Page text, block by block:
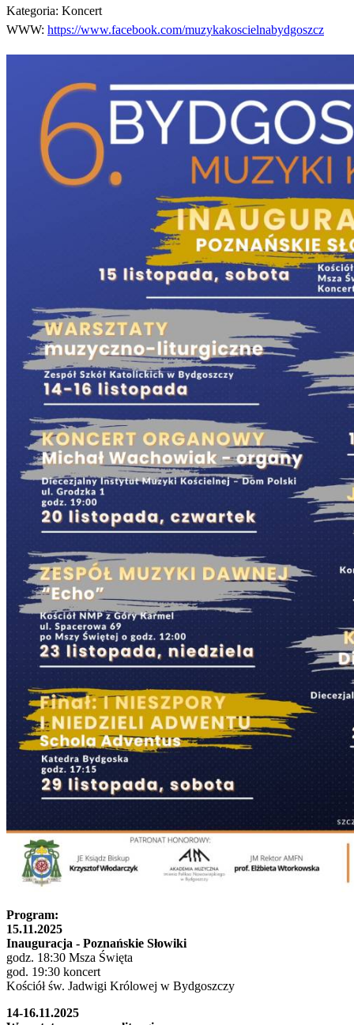
Kategoria: Koncert
WWW: https://www.facebook.com/muzykakoscielnabydgoszcz
Program:
15.11.2025
Inauguracja - Poznańskie Słowiki
godz. 18:30 Msza Święta
god. 19:30 koncert
Kościół św. Jadwigi Królowej w Bydgoszczy
14-16.11.2025